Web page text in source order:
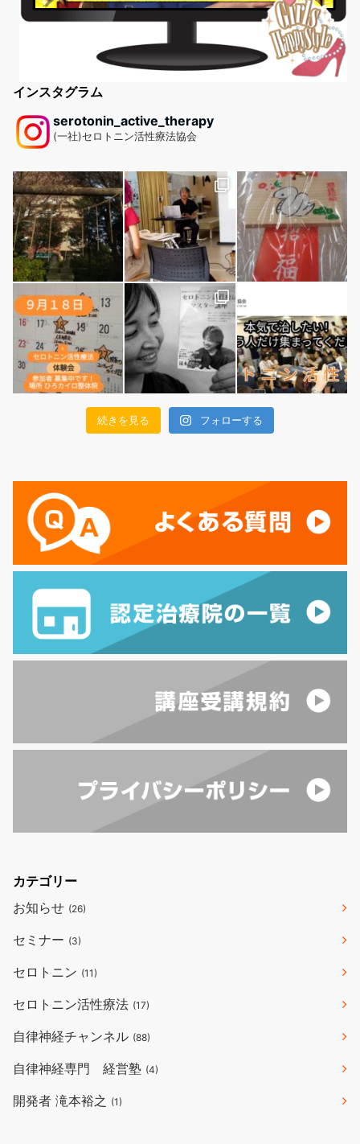
インスタグラム
serotonin_active_therapy
(一社)セロトニン活性療法協会
続きを見る フォローする
カテゴリー
お知らせ (26)
セミナー (3)
セロトニン (11)
セロトニン活性療法 (17)
自律神経チャンネル (88)
自律神経専門 経営塾 (4)
開発者 滝本裕之 (1)